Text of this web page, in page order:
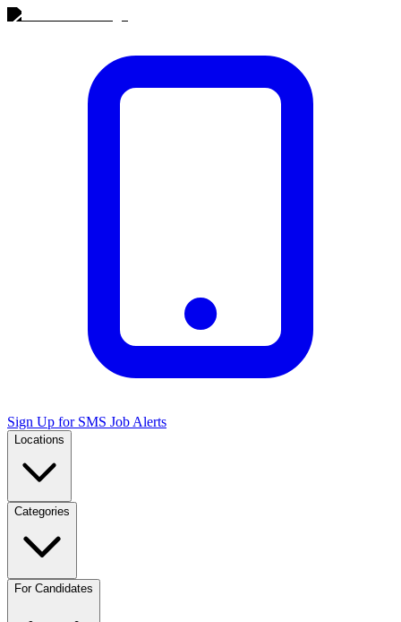
Sign Up for SMS Job Alerts
Locations
Categories
For Candidates